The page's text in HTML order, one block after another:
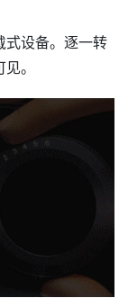
式设备。逐一转
。